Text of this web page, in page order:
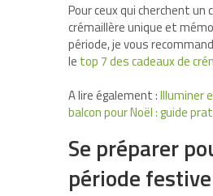
Pour ceux qui cherchent un
crémaillère unique et
période, je vous
le top 7 des cadeaux de
A lire également :Illuminer
balcon pour Noël : guide
Se préparer
période festive